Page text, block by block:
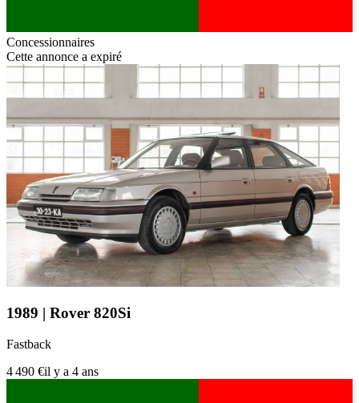
Concessionnaires
Cette annonce a expiré
1989 | Rover 820Si
Fastback
4 490 €il y a 4 ans